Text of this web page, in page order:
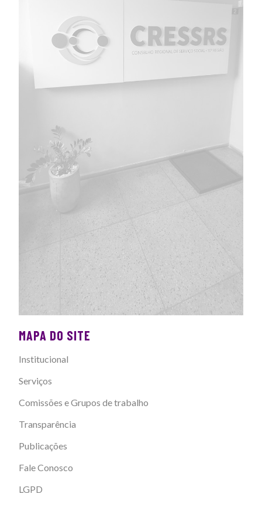
MAPA DO SITE
Institucional
Serviços
Comissões e Grupos de trabalho
Transparência
Publicações
Fale Conosco
LGPD